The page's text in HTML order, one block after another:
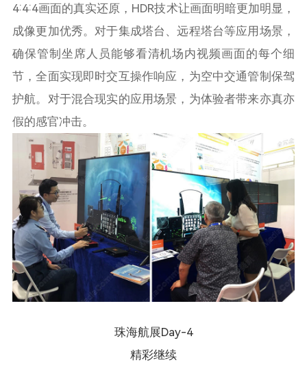
4:4:4画面的真实还原，HDR技术让画面明暗更加明显，
成像更加优秀。对于集成塔台、远程塔台等应用场景，
确保管制坐席人员能够看清机场内视频画面的每个细
节，全面实现即时交互操作响应，为空中交通管制保驾
护航。对于混合现实的应用场景，为体验者带来亦真亦
假的感官冲击。
珠海航展Day-4
精彩继续